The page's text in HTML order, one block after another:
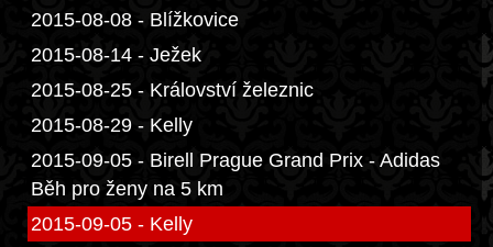
2015-08-08 - Blížkovice
2015-08-14 - Ježek
2015-08-25 - Království železnic
2015-08-29 - Kelly
2015-09-05 - Birell Prague Grand Prix - Adidas
Běh pro ženy na 5 km
2015-09-05 - Kelly